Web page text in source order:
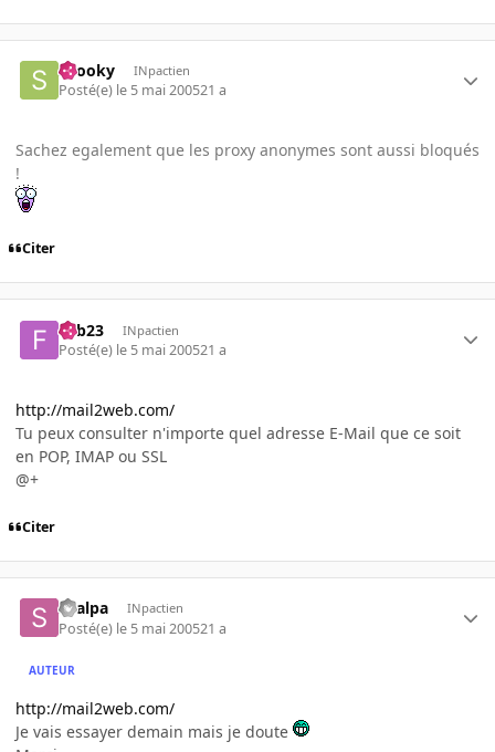
snooky INpactien
Posté(e) le 5 mai 200521 a
Sachez egalement que les proxy anonymes sont aussi bloqués
!
Citer
Fab23 INpactien
Posté(e) le 5 mai 200521 a
http://mail2web.com/
Tu peux consulter n'importe quel adresse E-Mail que ce soit
en POP, IMAP ou SSL
@+
Citer
skalpa INpactien
Posté(e) le 5 mai 200521 a
AUTEUR
http://mail2web.com/
Je vais essayer demain mais je doute